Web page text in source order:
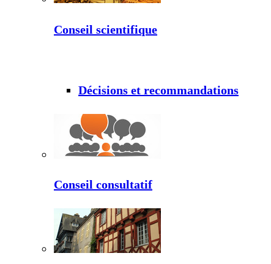
Conseil scientifique
Décisions et recommandations
Conseil consultatif